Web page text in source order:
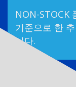
NON-STOCK
기준으로 한
니다.